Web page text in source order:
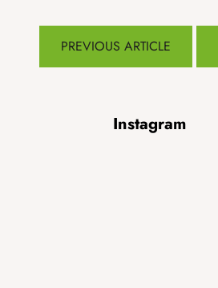
PREVIOUS ARTICLE
Instagram